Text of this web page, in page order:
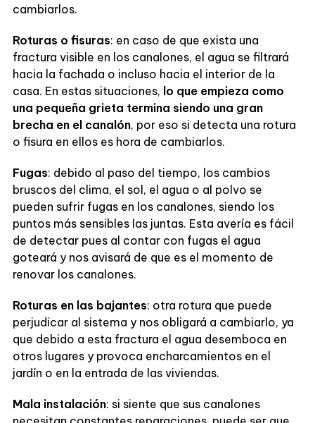
cambiarlos.
Roturas o fisuras: en caso de que exista una
fractura visible en los canalones, el agua se filtrará
hacia la fachada o incluso hacia el interior de la
casa. En estas situaciones, lo que empieza como
una pequeña grieta termina siendo una gran
brecha en el canalón, por eso si detecta una rotura
o fisura en ellos es hora de cambiarlos.
Fugas: debido al paso del tiempo, los cambios
bruscos del clima, el sol, el agua o al polvo se
pueden sufrir fugas en los canalones, siendo los
puntos más sensibles las juntas. Esta avería es fácil
de detectar pues al contar con fugas el agua
goteará y nos avisará de que es el momento de
renovar los canalones.
Roturas en las bajantes: otra rotura que puede
perjudicar al sistema y nos obligará a cambiarlo, ya
que debido a esta fractura el agua desemboca en
otros lugares y provoca encharcamientos en el
jardín o en la entrada de las viviendas.
Mala instalación: si siente que sus canalones